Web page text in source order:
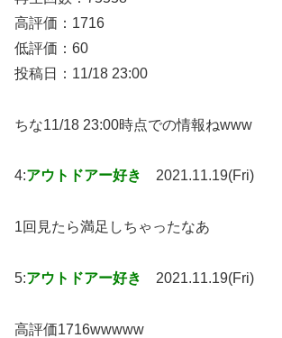
高評価：1716
低評価：60
投稿日：11/18 23:00
ちな11/18 23:00時点での情報ねwww
4:アウトドアー好き 2021.11.19(Fri)
1回見たら満足しちゃったなあ
5:アウトドアー好き 2021.11.19(Fri)
高評価1716wwwww